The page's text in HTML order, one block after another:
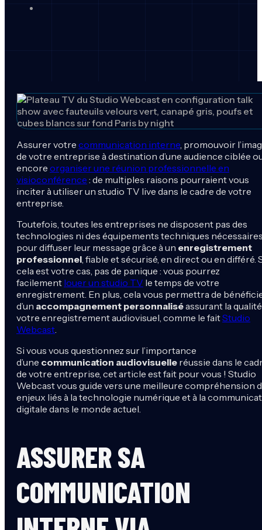
Assurer votre communication interne , promouvoir
de votre entreprise à destination d’une audience ciblée
encore organiser une réunion professionnelle en
visioconférence : de multiples raisons pourraient vous
inciter à utiliser un studio TV live dans le cadre de votre
entreprise.
Toutefois, toutes les entreprises ne disposent pas des
technologies ni des équipements techniques
pour diffuser leur message grâce à un enregistrement
professionnel , fiable et sécurisé, en direct ou en différé.
cela est votre cas, pas de panique : vous pourrez
facilement louer un studio TV le temps de votre
enregistrement. En plus, cela vous permettra de
d’un accompagnement personnaliséassurant la
votre enregistrement audiovisuel, comme le faitStudio
Webcast
Si vous vous questionnez sur l’importance
d’une communication audiovisuelle réussie dans le
de votre entreprise, cet article est fait pour vous ! Studio
Webcast vous guide vers une meilleure compréhension
enjeux liés à la technologie numérique et à la
digitale dans le monde actuel.
ASSURER SA
COMMUNICATION